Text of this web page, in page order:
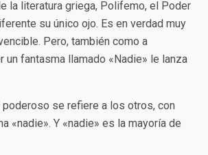
la literatura griega, Polifemo, el Poder
su único ojo. Es en verdad muy
Pero, también como a
un fantasma llamado «Nadie» le lanza
poderoso se refiere a los otros, con
«nadie». Y «nadie» es la mayoría de